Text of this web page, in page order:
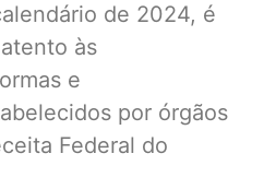
de 2024, é
às
e
por órgãos
Federal do